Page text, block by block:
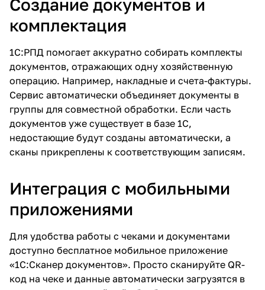
Создание документов и
комплектация
1С:РПД помогает аккуратно собирать комплекты
документов, отражающих одну хозяйственную
операцию. Например, накладные и счета-фактуры.
Сервис автоматически объединяет документы в
группы для совместной обработки. Если часть
документов уже существует в базе 1С,
недостающие будут созданы автоматически, а
сканы прикреплены к соответствующим записям.
Интеграция с мобильными
приложениями
Для удобства работы с чеками и документами
доступно бесплатное мобильное приложение
«1С:Сканер документов». Просто сканируйте QR-
код на чеке и данные автоматически загрузятся в